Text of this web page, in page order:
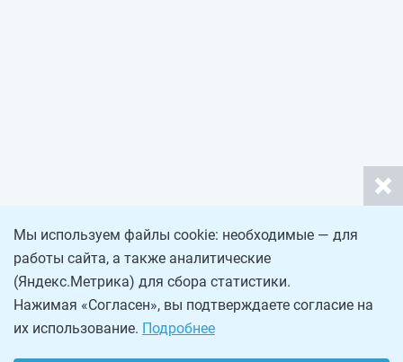
Мы используем файлы cookie: необходимые — для
работы сайта, а также аналитические
(Яндекс.Метрика) для сбора статистики.
Нажимая «Согласен», вы подтверждаете согласие на
их использование. Подробнее